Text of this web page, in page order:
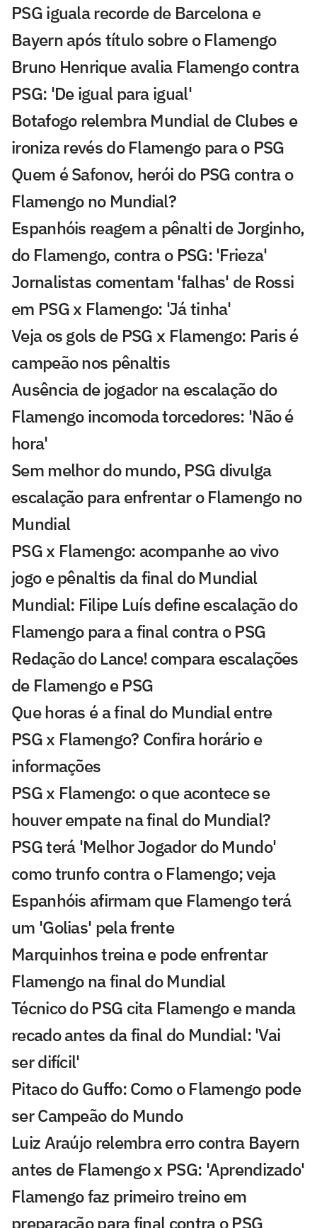
PSG iguala recorde de Barcelona e
Bayern após título sobre o Flamengo
Bruno Henrique avalia Flamengo contra
PSG: 'De igual para igual'
Botafogo relembra Mundial de Clubes e
ironiza revés do Flamengo para o PSG
Quem é Safonov, herói do PSG contra o
Flamengo no Mundial?
Espanhóis reagem a pênalti de Jorginho,
do Flamengo, contra o PSG: 'Frieza'
Jornalistas comentam 'falhas' de Rossi
em PSG x Flamengo: 'Já tinha'
Veja os gols de PSG x Flamengo: Paris é
campeão nos pênaltis
Ausência de jogador na escalação do
Flamengo incomoda torcedores: 'Não é
hora'
Sem melhor do mundo, PSG divulga
escalação para enfrentar o Flamengo no
Mundial
PSG x Flamengo: acompanhe ao vivo
jogo e pênaltis da final do Mundial
Mundial: Filipe Luís define escalação do
Flamengo para a final contra o PSG
Redação do Lance! compara escalações
de Flamengo e PSG
Que horas é a final do Mundial entre
PSG x Flamengo? Confira horário e
informações
PSG x Flamengo: o que acontece se
houver empate na final do Mundial?
PSG terá 'Melhor Jogador do Mundo'
como trunfo contra o Flamengo; veja
Espanhóis afirmam que Flamengo terá
um 'Golias' pela frente
Marquinhos treina e pode enfrentar
Flamengo na final do Mundial
Técnico do PSG cita Flamengo e manda
recado antes da final do Mundial: 'Vai
ser difícil'
Pitaco do Guffo: Como o Flamengo pode
ser Campeão do Mundo
Luiz Araújo relembra erro contra Bayern
antes de Flamengo x PSG: 'Aprendizado'
Flamengo faz primeiro treino em
preparação para final contra o PSG